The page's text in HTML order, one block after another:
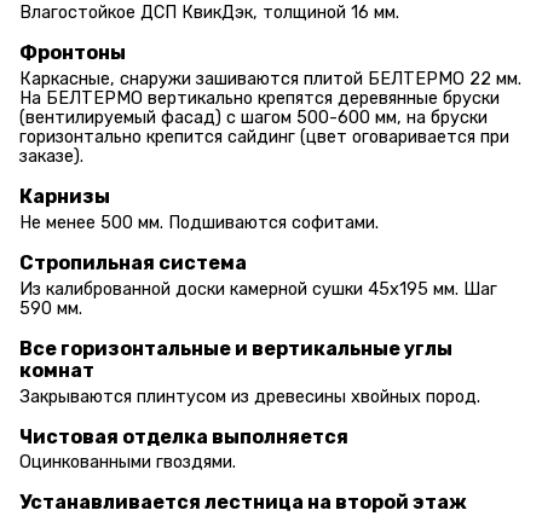
Влагостойкое ДСП КвикДэк, толщиной 16 мм.
Фронтоны
Каркасные, снаружи зашиваются плитой БЕЛТЕРМО 22 мм.
На БЕЛТЕРМО вертикально крепятся деревянные бруски
(вентилируемый фасад) с шагом 500-600 мм, на бруски
горизонтально крепится сайдинг (цвет оговаривается при
заказе).
Карнизы
Не менее 500 мм. Подшиваются софитами.
Стропильная система
Из калиброванной доски камерной сушки 45х195 мм. Шаг
590 мм.
Все горизонтальные и вертикальные углы
комнат
Закрываются плинтусом из древесины хвойных пород.
Чистовая отделка выполняется
Оцинкованными гвоздями.
Устанавливается лестница на второй этаж